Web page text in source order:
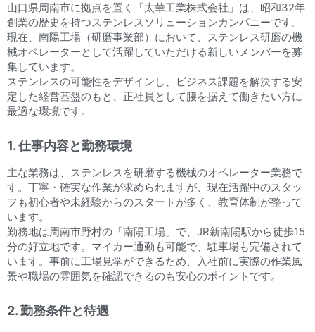
山口県周南市に拠点を置く「太華工業株式会社」は、昭和32年
創業の歴史を持つステンレスソリューションカンパニーです。
現在、南陽工場（研磨事業部）において、ステンレス研磨の機
械オペレーターとして活躍していただける新しいメンバーを募
集しています。
ステンレスの可能性をデザインし、ビジネス課題を解決する安
定した経営基盤のもと、正社員として腰を据えて働きたい方に
最適な環境です。
1. 仕事内容と勤務環境
主な業務は、ステンレスを研磨する機械のオペレーター業務で
す。丁寧・確実な作業が求められますが、現在活躍中のスタッ
フも初心者や未経験からのスタートが多く、教育体制が整って
います。
勤務地は周南市野村の「南陽工場」で、JR新南陽駅から徒歩15
分の好立地です。マイカー通勤も可能で、駐車場も完備されて
います。事前に工場見学ができるため、入社前に実際の作業風
景や職場の雰囲気を確認できるのも安心のポイントです。
2. 勤務条件と待遇